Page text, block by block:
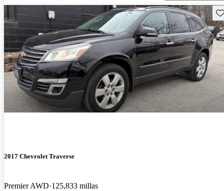
2017 Chevrolet Traverse
Premier AWD 125,833 millas